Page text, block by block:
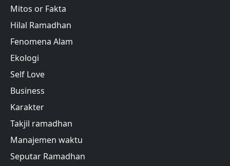
Mitos or Fakta
Hilal Ramadhan
Fenomena Alam
Ekologi
Self Love
Business
Karakter
Takjil ramadhan
Manajemen waktu
Seputar Ramadhan